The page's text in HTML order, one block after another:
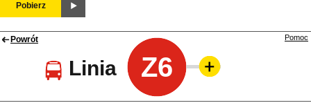
Pobierz
Powrót
Linia Z6
Pomoc